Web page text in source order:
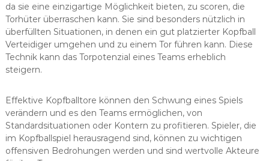
da sie eine einzigartige Möglichkeit bieten, zu scoren, die
Torhüter überraschen kann. Sie sind besonders nützlich in
überfüllten Situationen, in denen ein gut platzierter Kopfball
Verteidiger umgehen und zu einem Tor führen kann. Diese
Technik kann das Torpotenzial eines Teams erheblich
steigern.
Effektive Kopfballtore können den Schwung eines Spiels
verändern und es den Teams ermöglichen, von
Standardsituationen oder Kontern zu profitieren. Spieler, die
im Kopfballspiel herausragend sind, können zu wichtigen
offensiven Bedrohungen werden und sind wertvolle Akteure